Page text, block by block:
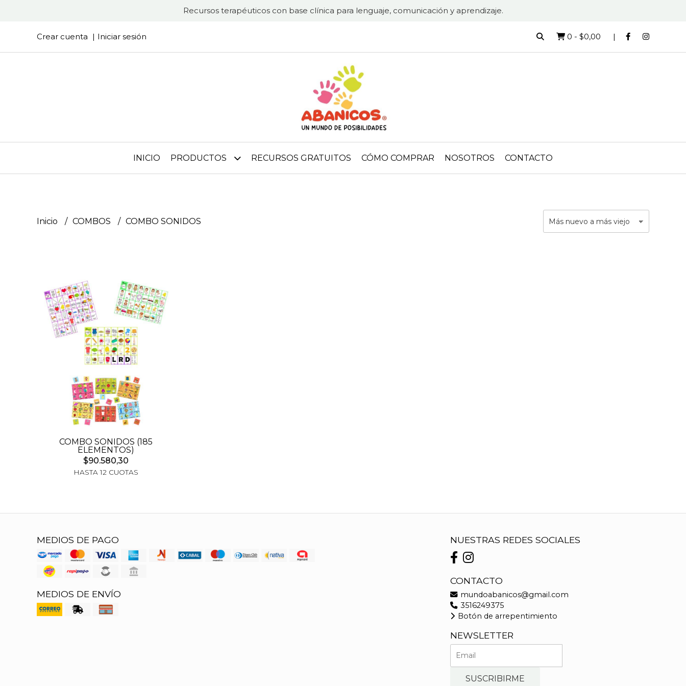
Recursos terapéuticos con base clínica para lenguaje, comunicación y aprendizaje.
Crear cuenta Iniciar sesión 0 - $0,00
INICIO PRODUCTOS RECURSOS GRATUITOS CÓMO COMPRAR NOSOTROS CONTACTO
Inicio COMBOS COMBO SONIDOS
COMBO SONIDOS (185
ELEMENTOS)
$90.580,30
HASTA 12 CUOTAS
MEDIOS DE PAGO
MEDIOS DE ENVÍO
NUESTRAS REDES SOCIALES
CONTACTO
mundoabanicos@gmail.com
3516249375
Botón de arrepentimiento
NEWSLETTER
SUSCRIBIRME